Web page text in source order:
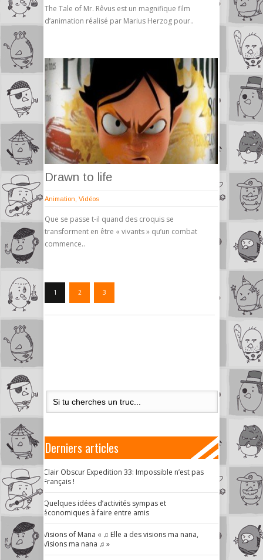
The Tale of Mr. Rêvus est un magnifique film
d’animation réalisé par Marius Herzog pour..
Drawn to life
Animation Vidéos
Que se passe t-il quand des croquis se
transforment en être « vivants » qu’un combat
commence..
1 2 3
Derniers articles
Clair Obscur Expedition 33: Impossible n’est pas
Français !
Quelques idées d’activités sympas et
économiques à faire entre amis
Visions of Mana « ♫ Elle a des visions ma nana,
Visions ma nana ♫ »